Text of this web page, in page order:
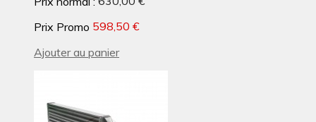
Prix Promo 598,50 €
Ajouter au panier